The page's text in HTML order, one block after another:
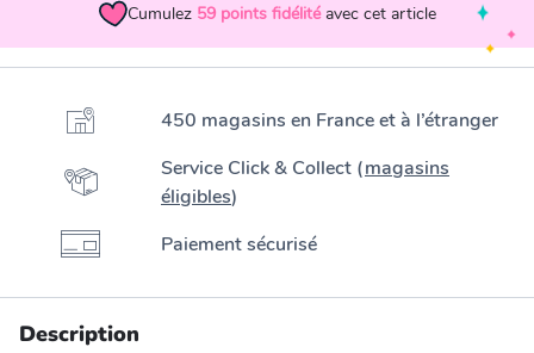
Cumulez 59 points fidélité avec cet article
450 magasins en France et à l’étranger
Service Click & Collect (magasins
éligibles)
Paiement sécurisé
Description